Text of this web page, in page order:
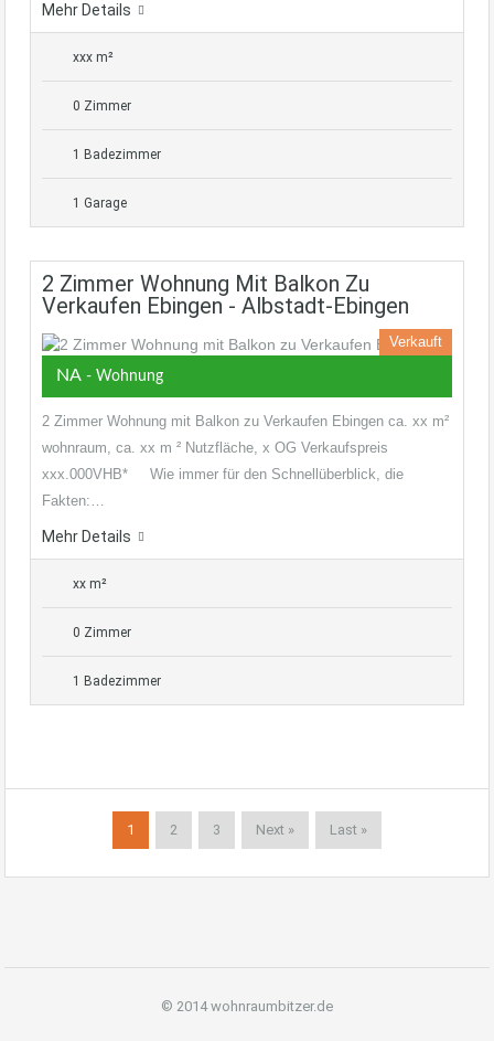
Mehr Details
xxx m²
0 Zimmer
1 Badezimmer
1 Garage
2 Zimmer Wohnung Mit Balkon Zu
Verkaufen Ebingen - Albstadt-Ebingen
Verkauft
NA - Wohnung
2 Zimmer Wohnung mit Balkon zu Verkaufen Ebingen ca. xx m²
wohnraum, ca. xx m ² Nutzfläche, x OG Verkaufspreis
xxx.000VHB* Wie immer für den Schnellüberblick, die
Fakten:…
Mehr Details
xx m²
0 Zimmer
1 Badezimmer
1 2 3 Next » Last »
© 2014 wohnraumbitzer.de